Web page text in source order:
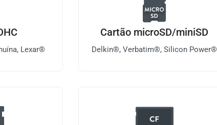
Lexar®
Cartão microSD/miniSD
Delkin®, Verbatim®, Silicon Power®